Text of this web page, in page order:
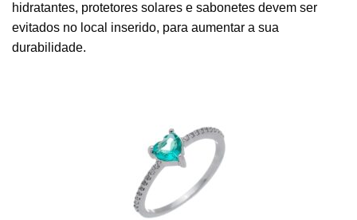
hidratantes, protetores solares e sabonetes devem ser
evitados no local inserido, para aumentar a sua
durabilidade.